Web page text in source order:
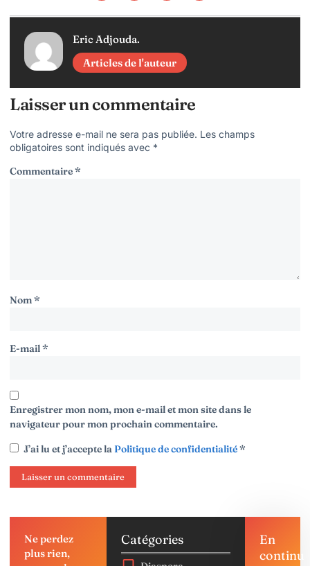
Eric Adjouda.
Articles de l'auteur
Laisser un commentaire
Votre adresse e-mail ne sera pas publiée. Les champs
obligatoires sont indiqués avec *
Commentaire*
Nom*
E-mail*
Enregistrer mon nom, mon e-mail et mon site dans le
navigateur pour mon prochain commentaire.
J’ai lu et j’accepte laPolitique de confidentialité*
Ne perdez
plus rien,
Catégories
En
continu